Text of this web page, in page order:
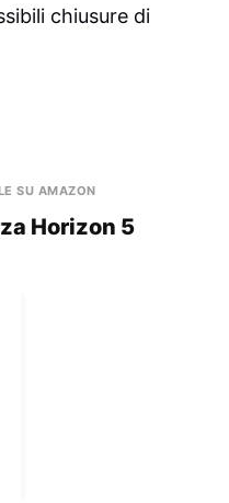
chiusure di
SU AMAZON
Horizon 5